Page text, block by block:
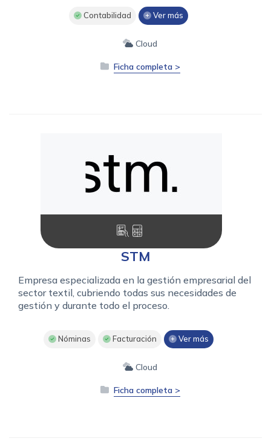
Contabilidad Ver más
Cloud
Ficha completa >
STM
Empresa especializada en la gestión empresarial del
sector textil, cubriendo todas sus necesidades de
gestión y durante todo el proceso.
Nóminas Facturación Ver más
Cloud
Ficha completa >